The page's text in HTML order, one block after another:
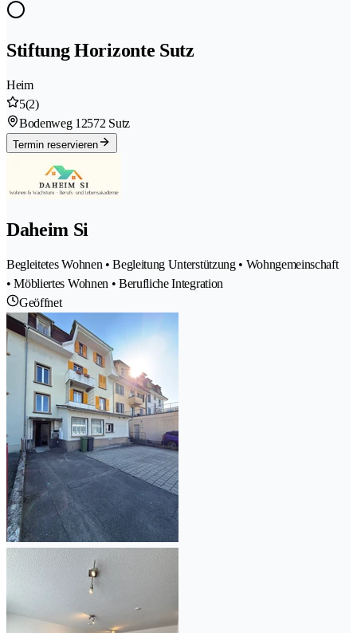
Stiftung Horizonte Sutz
Heim
5(2)
Bodenweg 1 2572 Sutz
Termin reservieren
Daheim Si
Begleitetes Wohnen • Begleitung Unterstützung • Wohngemeinschaft
• Möbliertes Wohnen • Berufliche Integration
Geöffnet